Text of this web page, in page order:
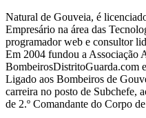
Natural de Gouveia, é
Empresário na área das
programador web e consultor
Em 2004 fundou a Associação
BombeirosDistritoGuarda.com
Ligado aos Bombeiros de
carreira no posto de Subchefe,
de 2.º Comandante do Corpo